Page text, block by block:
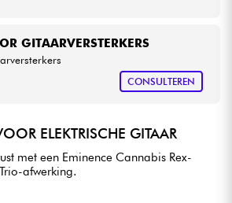
GITAARVERSTERKERS
CONSULTEREN
ELEKTRISCHE GITAAR
met een Eminence Cannabis Rex-
afwerking.